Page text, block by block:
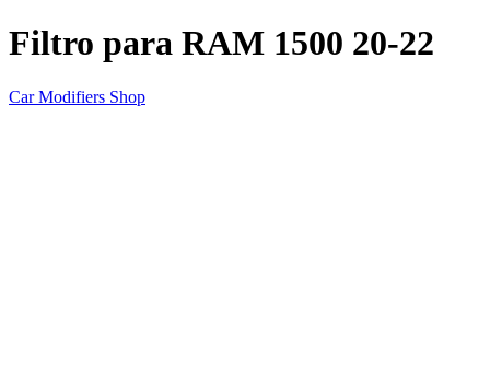
Filtro para RAM 1500 20-22
Car Modifiers Shop